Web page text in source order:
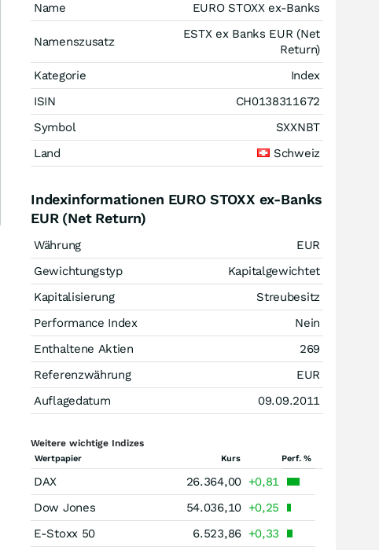
Name EURO STOXX ex-Banks
Namenszusatz
ESTX ex Banks EUR (Net
Return)
Kategorie
Index
ISIN
CH0138311672
Symbol
SXXNBT
Land
Schweiz
Indexinformationen EURO STOXX ex-Banks
EUR (Net Return)
Währung
EUR
Gewichtungstyp
Kapitalgewichtet
Kapitalisierung
Streubesitz
Performance Index
Nein
Enthaltene Aktien
269
Referenzwährung
EUR
Auflagedatum
09.09.2011
Weitere wichtige Indizes
Wertpapier Kurs Perf. %
DAX 26.364,00 +0,81
Dow Jones
54.036,10 +0,25
E-Stoxx 50
6.523,86 +0,33